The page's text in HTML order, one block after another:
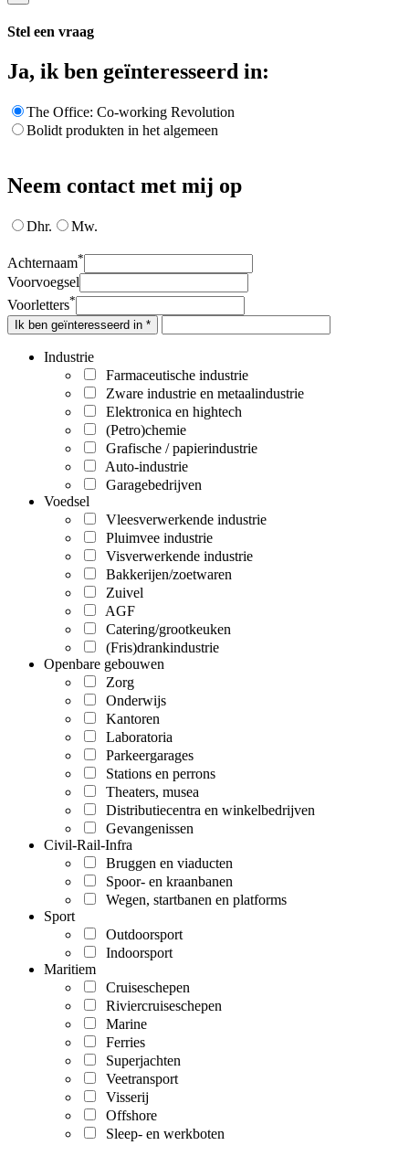
Stel een vraag
Ja, ik ben geïnteresseerd in:
The Office: Co-working Revolution
Bolidt produkten in het algemeen
Neem contact met mij op
Dhr. Mw.
Achternaam*
Voorvoegsel
Voorletters*
Ik ben geïnteresseerd in *
Industrie
Farmaceutische industrie
Zware industrie en metaalindustrie
Elektronica en hightech
(Petro)chemie
Grafische / papierindustrie
Auto-industrie
Garagebedrijven
Voedsel
Vleesverwerkende industrie
Pluimvee industrie
Visverwerkende industrie
Bakkerijen/zoetwaren
Zuivel
AGF
Catering/grootkeuken
(Fris)drankindustrie
Openbare gebouwen
Zorg
Onderwijs
Kantoren
Laboratoria
Parkeergarages
Stations en perrons
Theaters, musea
Distributiecentra en winkelbedrijven
Gevangenissen
Civil-Rail-Infra
Bruggen en viaducten
Spoor- en kraanbanen
Wegen, startbanen en platforms
Sport
Outdoorsport
Indoorsport
Maritiem
Cruiseschepen
Riviercruiseschepen
Marine
Ferries
Superjachten
Veetransport
Visserij
Offshore
Sleep- en werkboten